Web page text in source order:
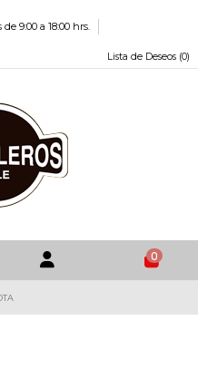
9:00 a 18:00 hrs.
Lista de Deseos (0)
0